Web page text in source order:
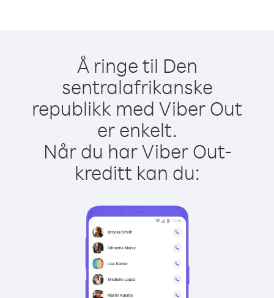
Å ringe til Den
sentralafrikanske
republikk med Viber Out
er enkelt.
Når du har Viber Out-
kreditt kan du: